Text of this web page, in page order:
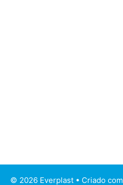
© 2026 Everplast • Criado com